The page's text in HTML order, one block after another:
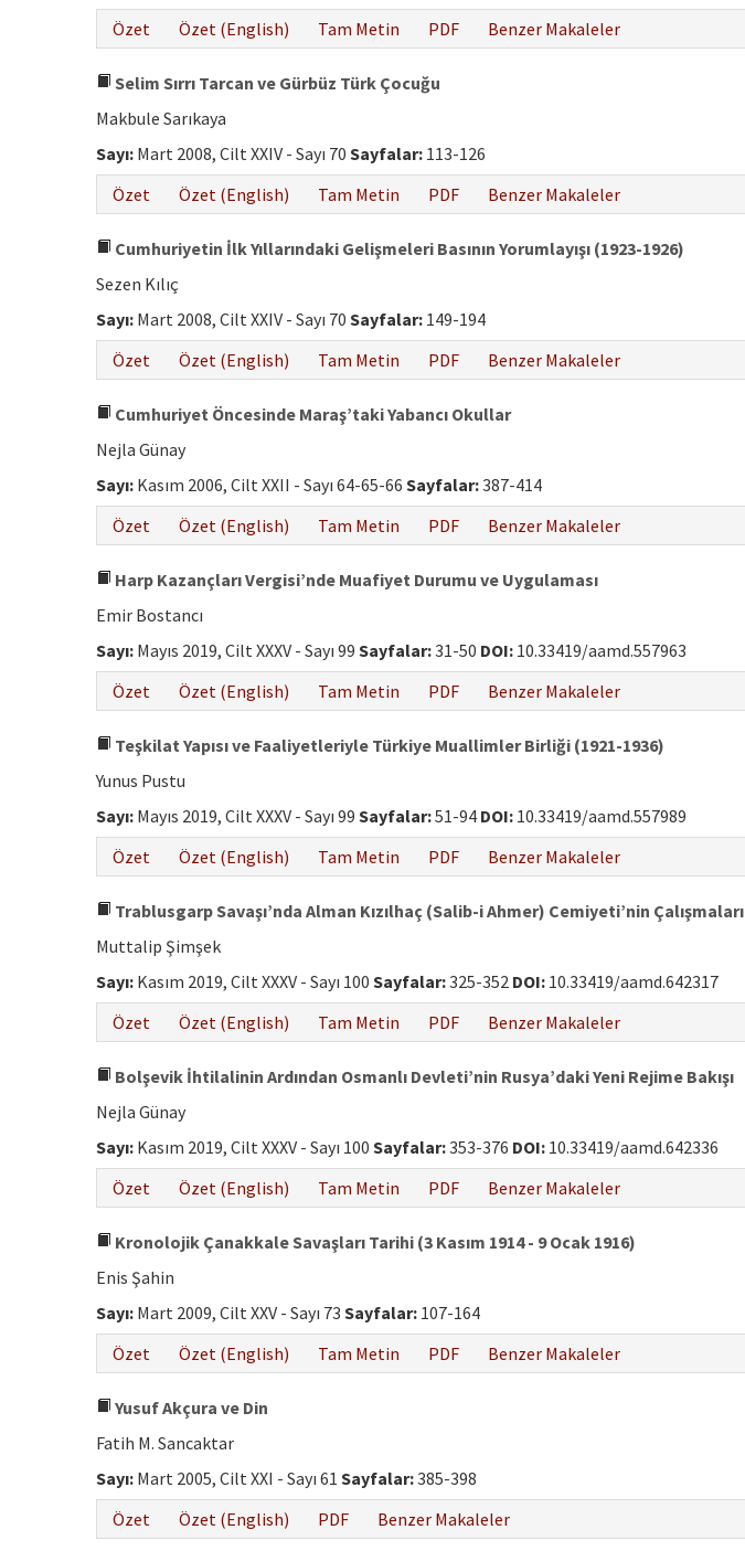
Özet
Özet (English) Tam Metin PDF Benzer Makaleler
Selim Sırrı Tarcan ve Gürbüz Türk Çocuğu
Makbule Sarıkaya
Sayı: Mart 2008, Cilt XXIV - Sayı 70 Sayfalar: 113-126
Özet
Özet (English) Tam Metin PDF Benzer Makaleler
Cumhuriyetin İlk Yıllarındaki Gelişmeleri Basının Yorumlayışı (1923-1926)
Sezen Kılıç
Sayı: Mart 2008, Cilt XXIV - Sayı 70 Sayfalar: 149-194
Özet
Özet (English) Tam Metin PDF Benzer Makaleler
Cumhuriyet Öncesinde Maraş’taki Yabancı Okullar
Nejla Günay
Sayı: Kasım 2006, Cilt XXII - Sayı 64-65-66 Sayfalar:387-414
Özet
Özet (English) Tam Metin PDF Benzer Makaleler
Harp Kazançları Vergisi’nde Muafiyet Durumu ve Uygulaması
Emir Bostancı
Sayı: Mayıs 2019, Cilt XXXV - Sayı 99 Sayfalar:31-50 DOI: 10.33419/aamd.557963
Özet
Özet (English) Tam Metin PDF Benzer Makaleler
Teşkilat Yapısı ve Faaliyetleriyle Türkiye Muallimler Birliği (1921-1936)
Yunus Pustu
Sayı: Mayıs 2019, Cilt XXXV - Sayı 99 Sayfalar:51-94 DOI: 10.33419/aamd.557989
Özet
Özet (English) Tam Metin PDF Benzer Makaleler
Trablusgarp Savaşı’nda Alman Kızılhaç (Salib-i Ahmer) Cemiyeti’nin Çalışmaları
Muttalip Şimşek
Sayı: Kasım 2019, Cilt XXXV - Sayı 100 Sayfalar:325-352 DOI: 10.33419/aamd.642317
Özet
Özet (English) Tam Metin PDF Benzer Makaleler
Bolşevik İhtilalinin Ardından Osmanlı Devleti’nin Rusya’daki Yeni Rejime Bakışı
Nejla Günay
Sayı: Kasım 2019, Cilt XXXV - Sayı 100 Sayfalar:353-376 DOI: 10.33419/aamd.642336
Özet
Özet (English) Tam Metin PDF Benzer Makaleler
Kronolojik Çanakkale Savaşları Tarihi (3 Kasım 1914 - 9 Ocak 1916)
Enis Şahin
Sayı: Mart 2009, Cilt XXV - Sayı 73 Sayfalar: 107-164
Özet
Özet (English) Tam Metin PDF Benzer Makaleler
Yusuf Akçura ve Din
Fatih M. Sancaktar
Sayı: Mart 2005, Cilt XXI - Sayı 61 Sayfalar:385-398
Özet
Özet (English) PDF Benzer Makaleler